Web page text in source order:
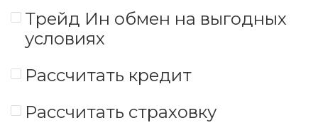
Трейд Ин обмен на выгодных
условиях
Рассчитать кредит
Рассчитать страховку